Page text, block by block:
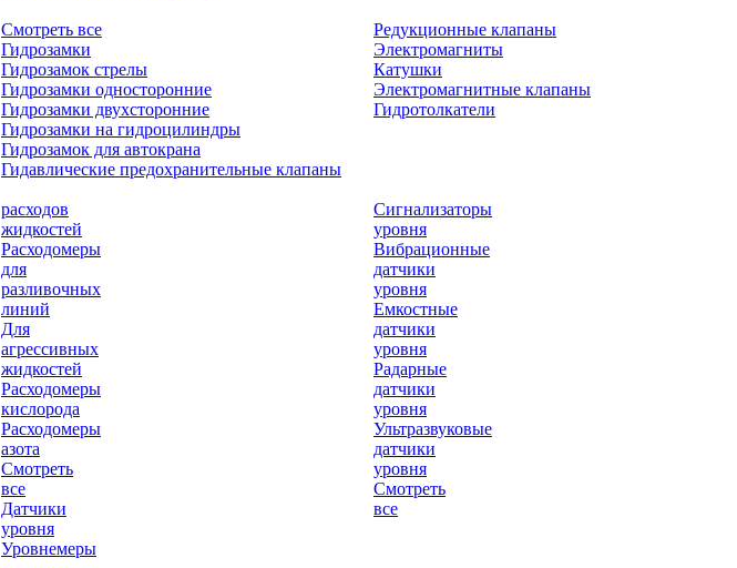
Смотреть все
Гидрозамки
Гидрозамок стрелы
Гидрозамки односторонние
Гидрозамки двухсторонние
Гидрозамки на гидроцилиндры
Гидрозамок для автокрана
Гидавлические предохранительные клапаны
Редукционные клапаны
Электромагниты
Катушки
Электромагнитные клапаны
Гидротолкатели
расходов
жидкостей
Расходомеры
для
разливочных
линий
Для
агрессивных
жидкостей
Расходомеры
кислорода
Расходомеры
азота
Смотреть
все
Датчики
уровня
Уровнемеры
Сигнализаторы
уровня
Вибрационные
датчики
уровня
Емкостные
датчики
уровня
Радарные
датчики
уровня
Ультразвуковые
датчики
уровня
Смотреть
все